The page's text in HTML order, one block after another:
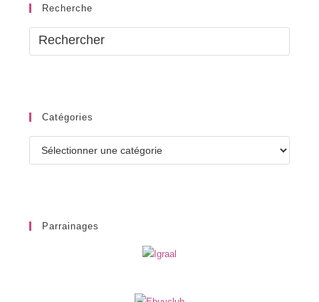
Recherche
Catégories
Parrainages